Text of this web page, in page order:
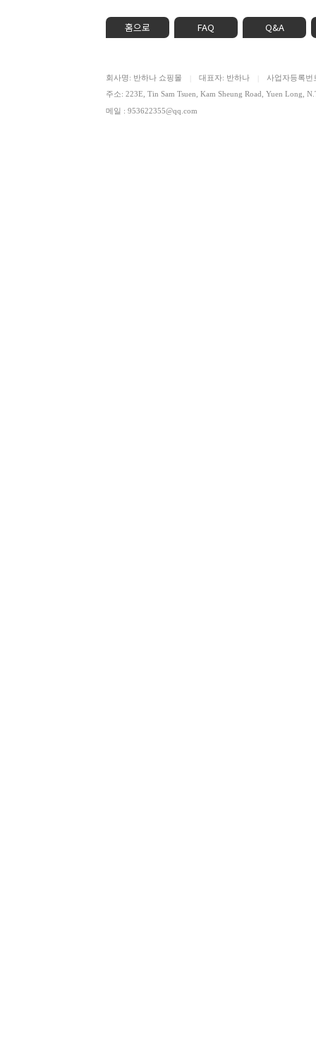
홈으로 FAQ Q&A
회사명: 반하나 쇼핑몰 대표자: 반하나
사업자등록
주소: 223E, Tin Sam Tsuen, Kam Sheung Road, Yuen Long,
메일 : 953622355@qq.com